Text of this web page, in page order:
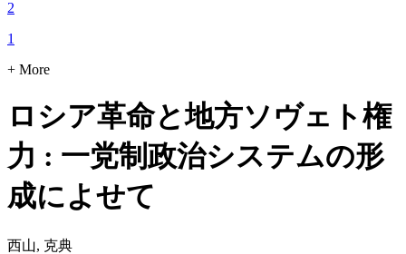
2
1
+ More
ロシア革命と地方ソヴェト権
力 : 一党制政治システムの形
成によせて
西山, 克典